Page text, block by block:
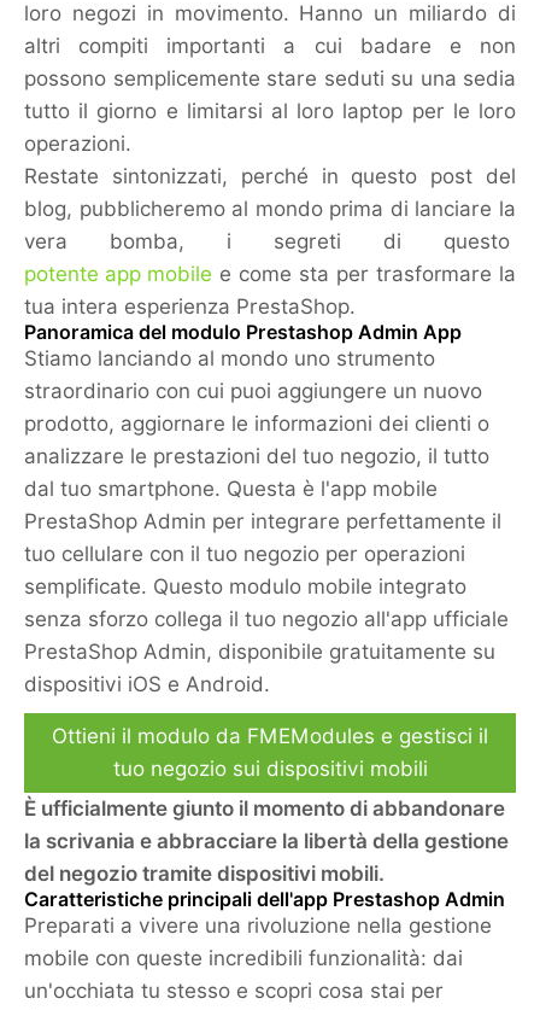
loro negozi in movimento. Hanno un miliardo di
altri compiti importanti a cui badare e non
possono semplicemente stare seduti su una sedia
tutto il giorno e limitarsi al loro laptop per le loro
operazioni.
Restate sintonizzati, perché in questo post del
blog, pubblicheremo al mondo prima di lanciare la
vera bomba, i segreti di questo
potente app mobile e come sta per trasformare la
tua intera esperienza PrestaShop.
Panoramica del modulo Prestashop Admin App
Stiamo lanciando al mondo uno strumento
straordinario con cui puoi aggiungere un nuovo
prodotto, aggiornare le informazioni dei clienti o
analizzare le prestazioni del tuo negozio, il tutto
dal tuo smartphone. Questa è l'app mobile
PrestaShop Admin per integrare perfettamente il
tuo cellulare con il tuo negozio per operazioni
semplificate. Questo modulo mobile integrato
senza sforzo collega il tuo negozio all'app ufficiale
PrestaShop Admin, disponibile gratuitamente su
dispositivi iOS e Android.
Ottieni il modulo da FMEModules e gestisci il
tuo negozio sui dispositivi mobili
È ufficialmente giunto il momento di abbandonare
la scrivania e abbracciare la libertà della gestione
del negozio tramite dispositivi mobili.
Caratteristiche principali dell'app Prestashop Admin
Preparati a vivere una rivoluzione nella gestione
mobile con queste incredibili funzionalità: dai
un'occhiata tu stesso e scopri cosa stai per